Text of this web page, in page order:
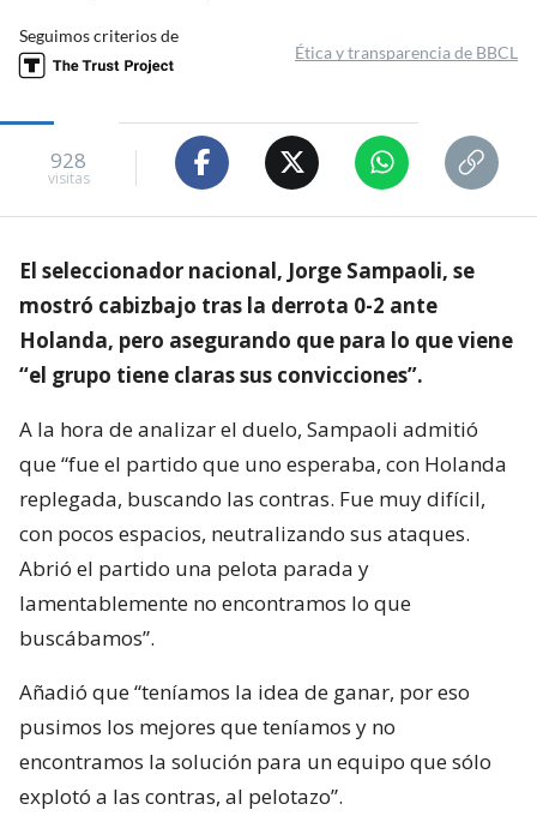
Seguimos criterios de
Ética y transparencia de BBCL
928
visitas
El seleccionador nacional, Jorge Sampaoli, se
mostró cabizbajo tras la derrota 0-2 ante
Holanda, pero asegurando que para lo que viene
“el grupo tiene claras sus convicciones”.
A la hora de analizar el duelo, Sampaoli admitió
que “fue el partido que uno esperaba, con Holanda
replegada, buscando las contras. Fue muy difícil,
con pocos espacios, neutralizando sus ataques.
Abrió el partido una pelota parada y
lamentablemente no encontramos lo que
buscábamos”.
Añadió que “teníamos la idea de ganar, por eso
pusimos los mejores que teníamos y no
encontramos la solución para un equipo que sólo
explotó a las contras, al pelotazo”.